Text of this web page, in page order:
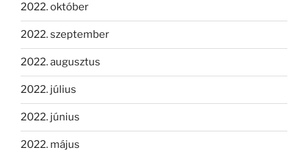
2022. október
2022. szeptember
2022. augusztus
2022. július
2022. június
2022. május